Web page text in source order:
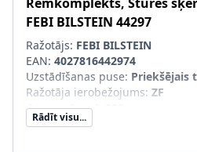
FEBI BILSTEIN 44297
Ražotājs: FEBI BILSTEIN
EAN: 4027816442974
Uzstādīšanas puse: Priekšējais
Ražotāja ierobežojums: ZF
Garums [mm]
Masa [kg]:1,31
Rādīt visu...